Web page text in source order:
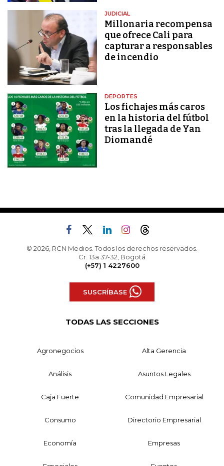
JUDICIAL
Millonaria recompensa
que ofrece Cali para
capturar a responsables
de incendio
DEPORTES
Los fichajes más caros
en la historia del fútbol
tras la llegada de Yan
Diomandé
© 2026, RCN Medios. Todos los derechos reservados.
Cr. 13a 37-32, Bogotá
(+57) 1 4227600
SUSCRÍBASE
TODAS LAS SECCIONES
Agronegocios Alta Gerencia
Análisis Asuntos Legales
Caja Fuerte Comunidad Empresarial
Consumo Directorio Empresarial
Economía Empresas